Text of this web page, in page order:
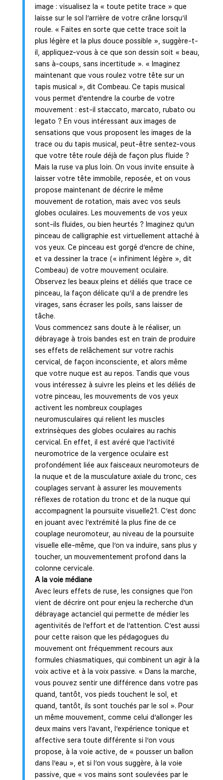
image : visualisez la « toute petite trace » que
laisse sur le sol l’arrière de votre crâne lorsqu’il
roule. « Faites en sorte que cette trace soit la
plus légère et la plus douce possible », suggère-t-
il, appliquez-vous à ce que son dessin soit « beau,
sans à-coups, sans incertitude ». « Imaginez
maintenant que vous roulez votre tête sur un
tapis musical », dit Combeau. Ce tapis musical
vous permet d’entendre la courbe de votre
mouvement : est-il staccato, marcato, rubato ou
legato ? En vous intéressant aux images de
sensations que vous proposent les images de la
trace ou du tapis musical, peut-être sentez-vous
que votre tête roule déjà de façon plus fluide ?
Mais la ruse va plus loin. On vous invite ensuite à
laisser votre tête immobile, reposée, et on vous
propose maintenant de décrire le même
mouvement de rotation, mais avec vos seuls
globes oculaires. Les mouvements de vos yeux
sont-ils fluides, ou bien heurtés ? Imaginez qu’un
pinceau de calligraphie est virtuellement attaché à
vos yeux. Ce pinceau est gorgé d’encre de chine,
et va dessiner la trace (« infiniment légère », dit
Combeau) de votre mouvement oculaire.
Observez les beaux pleins et déliés que trace ce
pinceau, la façon délicate qu’il a de prendre les
virages, sans écraser les poils, sans laisser de
tâche.
Vous commencez sans doute à le réaliser, un
débrayage à trois bandes est en train de produire
ses effets de relâchement sur votre rachis
cervical, de façon inconsciente, et alors même
que votre nuque est au repos. Tandis que vous
vous intéressez à suivre les pleins et les déliés de
votre pinceau, les mouvements de vos yeux
activent les nombreux couplages
neuromusculaires qui relient les muscles
extrinsèques des globes oculaires au rachis
cervical. En effet, il est avéré que l’activité
neuromotrice de la vergence oculaire est
profondément liée aux faisceaux neuromoteurs de
la nuque et de la musculature axiale du tronc, ces
couplages servant à assurer les mouvements
réflexes de rotation du tronc et de la nuque qui
accompagnent la poursuite visuelle21. C’est donc
en jouant avec l’extrémité la plus fine de ce
couplage neuromoteur, au niveau de la poursuite
visuelle elle-même, que l’on va induire, sans plus y
toucher, un mouvementement profond dans la
colonne cervicale.
A la voie médiane
Avec leurs effets de ruse, les consignes que l’on
vient de décrire ont pour enjeu la recherche d’un
débrayage actanciel qui permette de médier les
agentivités de l’effort et de l’attention. C’est aussi
pour cette raison que les pédagogues du
mouvement ont fréquemment recours aux
formules chiasmatiques, qui combinent un agir à la
voix active et à la voix passive. « Dans la marche,
vous pouvez sentir une différence dans votre pas
quand, tantôt, vos pieds touchent le sol, et
quand, tantôt, ils sont touchés par le sol ». Pour
un même mouvement, comme celui d’allonger les
deux mains vers l’avant, l’expérience tonique et
affective sera toute différente si l’on vous
propose, à la voie active, de « pousser un ballon
dans l’eau », et si l’on vous suggère, à la voie
passive, que « vos mains sont soulevées par le